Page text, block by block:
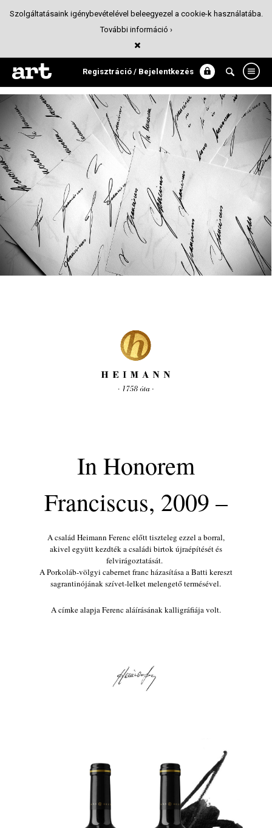
Regisztráció / Bejelentkezés
Heimann Franciscus
Csomagolás
In Honorem
Franciscus, 2009 –
A család Heimann Ferenc előtt tiszteleg ezzel a borral,
akivel együtt kezdték a családi birtok újraépítését és
felvirágoztatását.
A Porkoláb-völgyi cabernet franc házasítása a Batti kereszt
sagrantinójának szívet-lelket melengető termésével.
A címke alapja Ferenc aláírásának kalligráfiája volt.
Szolgáltatásaink igénybevételével beleegyezel a cookie-k használatába.
További információ ›